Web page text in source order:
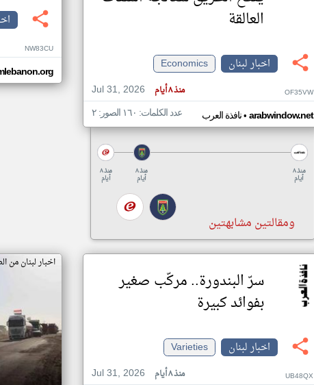
العالقة
اخبار لبنان
Economics
Jul 31, 2026
منذ ٨ أيام OF35VW
نافذة العرب• arabwindow.net عدد الكلمات: ١٦٠ الصور: ٢
منذ ٨
أيام
منذ ٨
أيام
منذ ٨
أيام
ومقالتين مشابهتين
NW83CU
سرّ البندورة.. مركّب صغير
بفوائد كبيرة
اخبار لبنان
Varieties
Jul 31, 2026
منذ ٨ أيام UB48QX
اخبار لبنان من